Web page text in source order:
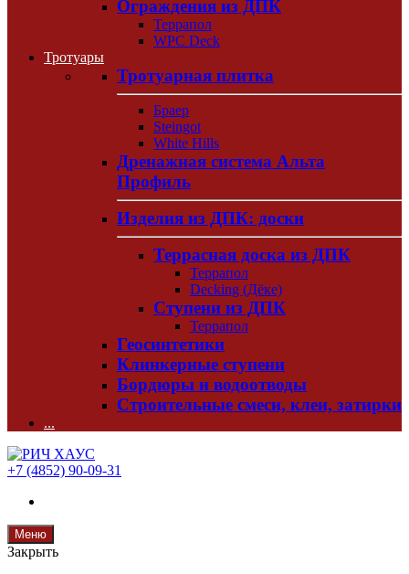
Ограждения из ДПК
Террапол
WPC Deck
Тротуары
Тротуарная плитка
Браер
Steingot
White Hills
Дренажная система Альта
Профиль
Изделия из ДПК: доски
Террасная доска из ДПК
Террапол
Decking (Дёке)
Ступени из ДПК
Террапол
Геосинтетики
Клинкерные ступени
Бордюры и водоотводы
Строительные смеси, клеи, затирки
...
+7 (4852) 90-09-31
Меню
Закрыть